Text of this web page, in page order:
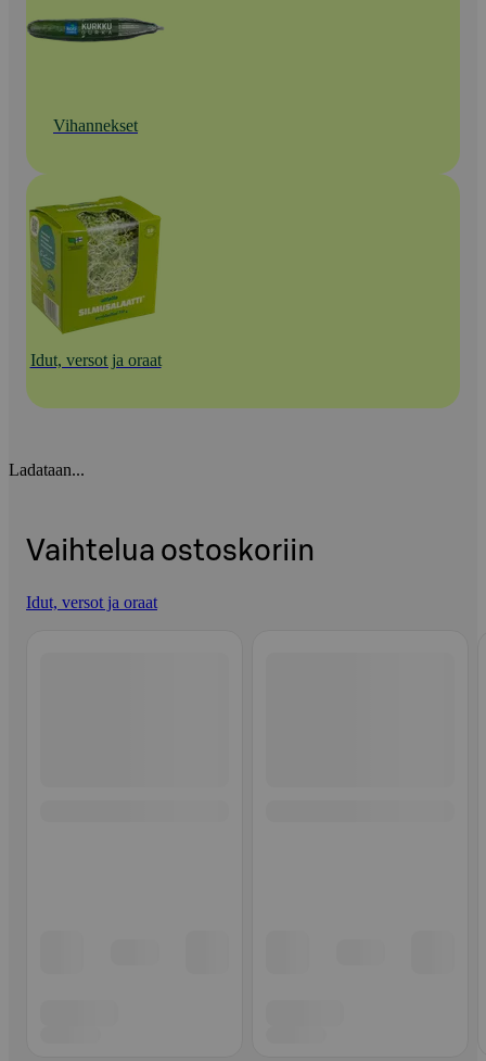
Vihannekset
Idut, versot ja oraat
Ladataan...
Vaihtelua ostoskoriin
Idut, versot ja oraat